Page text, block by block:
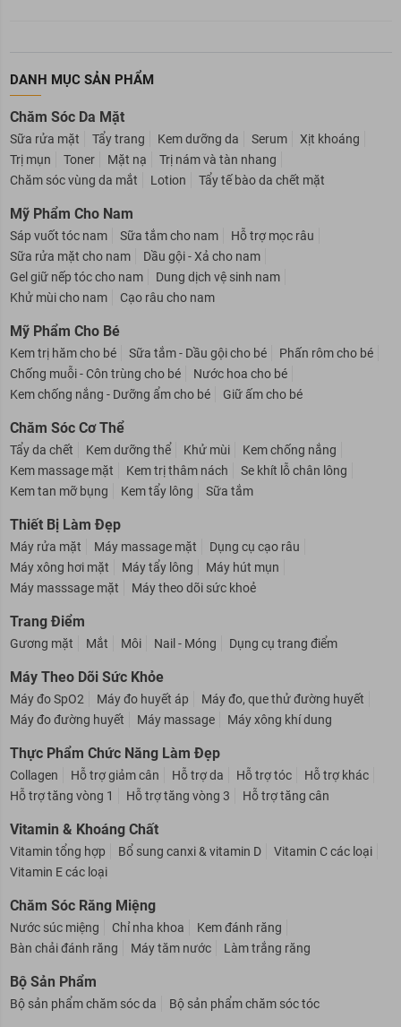
DANH MỤC SẢN PHẨM
Chăm Sóc Da Mặt
Sữa rửa mặt Tẩy trang Kem dưỡng da Serum
Xịt khoáng
Trị mụn
Toner Mặt nạ
Trị nám và tàn nhang
Chăm sóc vùng da mắt
Lotion Tẩy tế bào da chết mặt
Mỹ Phẩm Cho Nam
Sáp vuốt tóc nam Sữa tắm cho nam
Hỗ trợ mọc râu
Sữa rửa mặt cho nam
Dầu gội - Xả cho nam
Gel giữ nếp tóc cho nam
Dung dịch vệ sinh nam
Khử mùi cho nam
Cạo râu cho nam
Mỹ Phẩm Cho Bé
Kem trị hăm cho bé Sữa tắm - Dầu gội cho bé
Phấn rôm cho bé
Chống muỗi - Côn trùng cho bé
Nước hoa cho bé
Kem chống nắng - Dưỡng ẩm cho bé
Giữ ấm cho bé
Chăm Sóc Cơ Thể
Tẩy da chết Kem dưỡng thể Khử mùi
Kem chống nắng
Kem massage mặt
Kem trị thâm nách
Se khít lỗ chân lông
Kem tan mỡ bụng
Kem tẩy lông Sữa tắm
Thiết Bị Làm Đẹp
Máy rửa mặt Máy massage mặt
Dụng cụ cạo râu
Máy xông hơi mặt
Máy tẩy lông
Máy hút mụn
Máy masssage mặt
Máy theo dõi sức khoẻ
Trang Điểm
Gương mặt Mắt Môi Nail - Móng Dụng cụ trang điểm
Máy Theo Dõi Sức Khỏe
Máy đo SpO2 Máy đo huyết áp
Máy đo, que thử đường huyết
Máy đo đường huyết
Máy massage Máy xông khí dung
Thực Phẩm Chức Năng Làm Đẹp
Collagen Hỗ trợ giảm cân Hỗ trợ da Hỗ trợ tóc
Hỗ trợ khác
Hỗ trợ tăng vòng 1
Hỗ trợ tăng vòng 3 Hỗ trợ tăng cân
Vitamin & Khoáng Chất
Vitamin tổng hợp Bổ sung canxi & vitamin D
Vitamin C các loại
Vitamin E các loại
Chăm Sóc Răng Miệng
Nước súc miệng Chỉ nha khoa
Kem đánh răng
Bàn chải đánh răng
Máy tăm nước Làm trắng răng
Bộ Sản Phẩm
Bộ sản phẩm chăm sóc da Bộ sản phẩm chăm sóc tóc